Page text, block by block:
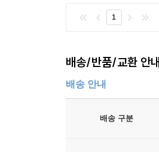
1
배송/반품/교환 안내
배송 안내
배송 구분